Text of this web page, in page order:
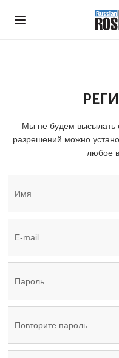
Мы не будем высылать
разрешений можно
любое